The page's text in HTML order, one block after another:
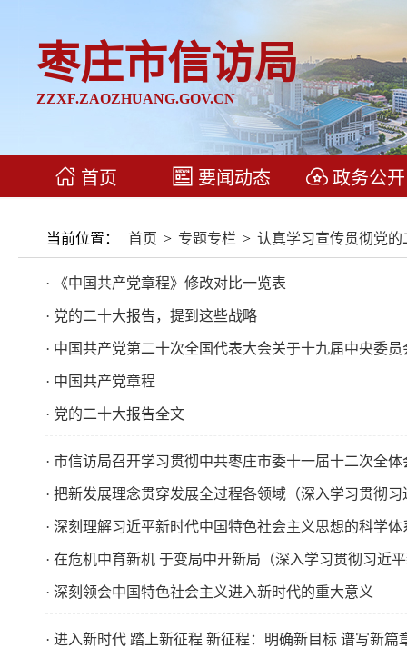
枣庄市信访局
ZZXF.ZAOZHUANG.GOV.CN
首页 要闻动态 政务公开
当前位置： 首页 > 专题专栏 > 认真学习宣传贯彻党的
· 《中国共产党章程》修改对比一览表
· 党的二十大报告，提到这些战略
· 中国共产党第二十次全国代表大会关于十九届中央委
· 中国共产党章程
· 党的二十大报告全文
· 市信访局召开学习贯彻中共枣庄市委十一届十二次全
· 把新发展理念贯穿发展全过程各领域（深入学习贯彻
· 深刻理解习近平新时代中国特色社会主义思想的科学体
· 在危机中育新机 于变局中开新局（深入学习贯彻习近
· 深刻领会中国特色社会主义进入新时代的重大意义
· 进入新时代 踏上新征程 新征程：明确新目标 谱写新篇